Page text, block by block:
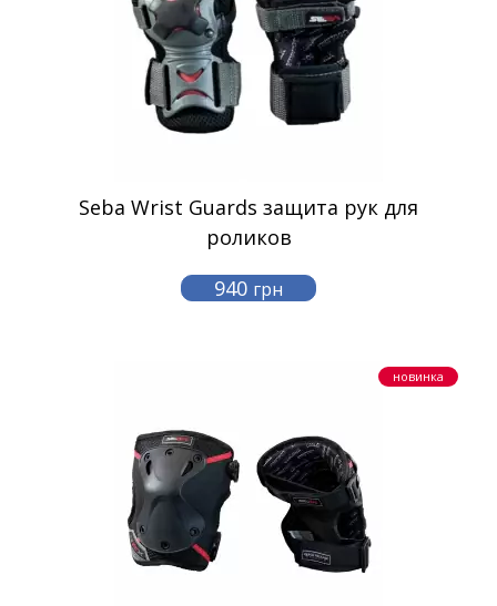
Seba Wrist Guards защита рук для
роликов
940 грн
новинка